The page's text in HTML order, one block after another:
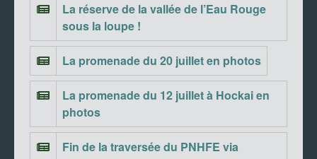
La réserve de la vallée de l’Eau Rouge
sous la loupe !
La promenade du 20 juillet en photos
La promenade du 12 juillet à Hockai en
photos
Fin de la traversée du PNHFE via